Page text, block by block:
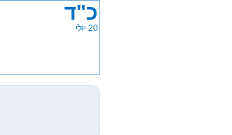
כ"ד
20 יולי